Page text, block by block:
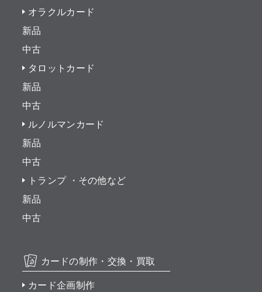
オラクルカード
新品
中古
タロットカード
新品
中古
ルノルマンカード
新品
中古
トランプ ・その他など
新品
中古
カードの制作・交換・買取
カード企画制作